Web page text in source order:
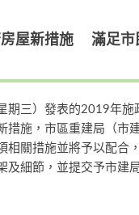
房屋新措施 滿足市
期三）發表的2019年施
措施，市區重建局（市
相關措施並將予以配合
及細節，並提交予市建